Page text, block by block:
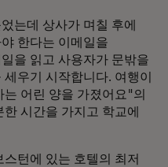
는데 상사가 며칠 후에
한다는 이메일을
을 읽고 사용자가 문밖을
우기 시작합니다. 여행이
어린 양을 가졌어요"의
시간을 가지고 학교에
턴에 있는 호텔의 최저